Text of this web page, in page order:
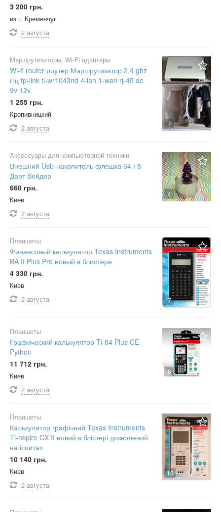
3 200 грн.
из г. Кременчуг
2 августа
7
Маршрутизаторы, Wi-Fi адаптеры
Wi-fi router роутер Маршрутизатор 2.4 ghz
ггц tp-link tl-wr1043nd 4-lan 1-wan rj-45 dc
9v 12v
1 255 грн.
Кропивницкий
2 августа
4
Аксессуары для компьютерной техники
Внешний Usb-накопитель флешка 64 Гб
Дарт Вейдер
660 грн.
Киев
2 августа
7
Планшеты
Финансовый калькулятор Texas Instruments
BA II Plus Pro новый в блистере
4 330 грн.
Киев
2 августа
8
Планшеты
Графический калькулятор Ti-84 Plus CE
Python
11 712 грн.
Киев
2 августа
10
Планшеты
Калькулятор графічний Texas Instruments
Ti-nspire CX II новий в блістері дозволений
на іспитах
10 140 грн.
Киев
2 августа